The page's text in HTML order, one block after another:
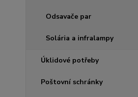
Odsavače par
Solária a infralampy
Úklidové potřeby
Poštovní schránky